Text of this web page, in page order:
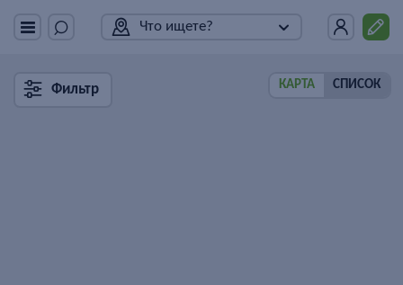
Что ищете?
Фильтр КАРТА СПИСОК